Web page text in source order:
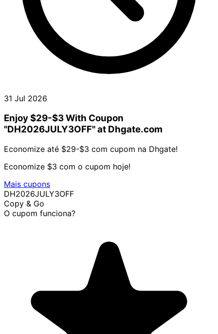
31 Jul 2026
Enjoy $29-$3 With Coupon
"DH2026JULY3OFF" at Dhgate.com
Economize até $29-$3 com cupom na Dhgate!
Economize $3 com o cupom hoje!
Mais cupons
DH2026JULY3OFF
Copy & Go
O cupom funciona?